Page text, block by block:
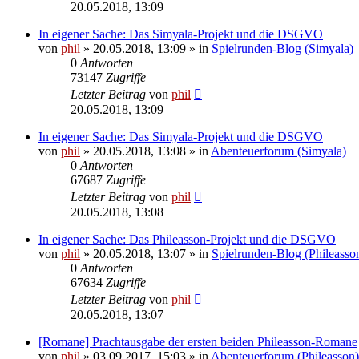
20.05.2018, 13:09
In eigener Sache: Das Simyala-Projekt und die DSGVO
von phil » 20.05.2018, 13:09 » in Spielrunden-Blog (Simyala)
0 Antworten
73147 Zugriffe
Letzter Beitrag von phil
20.05.2018, 13:09
In eigener Sache: Das Simyala-Projekt und die DSGVO
von phil » 20.05.2018, 13:08 » in Abenteuerforum (Simyala)
0 Antworten
67687 Zugriffe
Letzter Beitrag von phil
20.05.2018, 13:08
In eigener Sache: Das Phileasson-Projekt und die DSGVO
von phil » 20.05.2018, 13:07 » in Spielrunden-Blog
0 Antworten
67634 Zugriffe
Letzter Beitrag von phil
20.05.2018, 13:07
[Romane] Prachtausgabe der ersten beiden Phileasson-Romane
von phil » 03.09.2017, 15:03 » in Abenteuerforum (Phileasson)